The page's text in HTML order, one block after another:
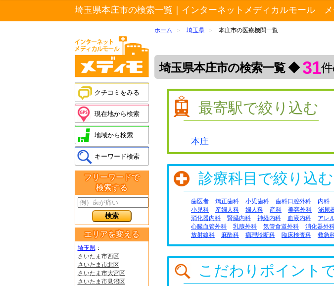
埼玉県本庄市の検索一覧｜インターネットメディカルモール
クチコミをみる
現在地から検索
地域から検索
キーワード検索
フリーワードで
検索する
エリアを変える
埼玉県：
さいたま市西区
さいたま市北区
さいたま市大宮区
さいたま市見沼区
ホーム > 埼玉県 > 本庄市の医療機関一覧
埼玉県本庄市の検索一覧 ◆31
最寄駅で絞り込む
本庄
診療科目で絞り込む
歯医者 矯正歯科 小児歯科 歯科口腔外科 内科
小児科
産婦人科 婦人科 産科 美容外科 泌尿
消化器内科
腎臓内科 神経内科 血液内科 アレ
心臓血管外科
乳腺外科 気管食道外科 消化器外
放射線科
麻酔科 病理診断科 臨床検査科 救急
こだわりポイント